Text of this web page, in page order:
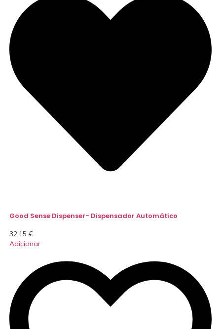
Good Sense Dispenser- Dispensador Automático
32,15 €
Adicionar